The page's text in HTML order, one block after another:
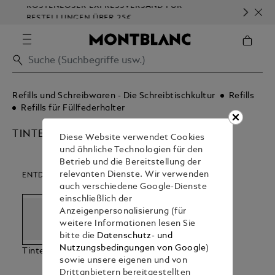
KOSTENLOSER EXPRESSVERSAND FÜR
BESTELLUNGEN ÜBER 25€
Refills und Schreibwaren - Die Schreibtischkultur
Refills
Refills für Füllfederhalter
TINTENFAESSER
ENTDECKEN SIE UNSERE KATEGORIEN
Tintenfaesser Tintenpatronen
Diese Website verwendet Cookies
und ähnliche Technologien für den
Betrieb und die Bereitstellung der
relevanten Dienste. Wir verwenden
auch verschiedene Google-Dienste
einschließlich der
Anzeigenpersonalisierung (für
weitere Informationen lesen Sie
bitte die Datenschutz- und
Nutzungsbedingungen von Google)
sowie unsere eigenen und von
Drittanbietern bereitgestellten